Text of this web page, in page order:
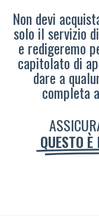
Non devi
solo il servizio
e redigeremo
capitolato di
dare a
completa
QUESTO